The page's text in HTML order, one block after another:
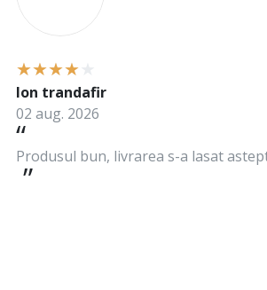
Produsul bun, livrarea s-a lasat
Ion trandafir
02 aug. 2026